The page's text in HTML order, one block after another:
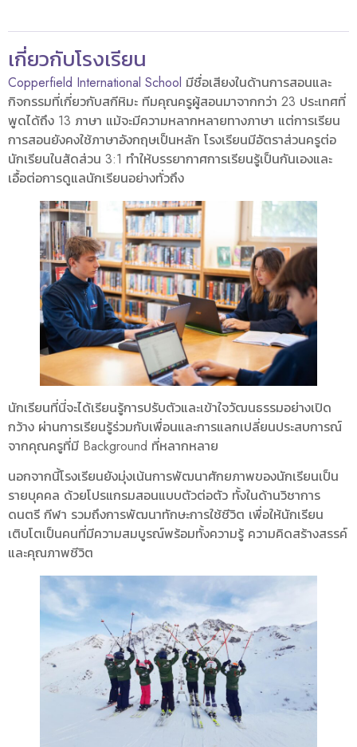
เกี่ยวกับโรงเรียน
Copperfield International School มีชื่อเสียงในด้านการสอนและ
กิจกรรมที่เกี่ยวกับสกีหิมะ ทีมคุณครูผู้สอนมาจากกว่า 23 ประเทศที่
พูดได้ถึง 13 ภาษา แม้จะมีความหลากหลายทางภาษา แต่การเรียน
การสอนยังคงใช้ภาษาอังกฤษเป็นหลัก โรงเรียนมีอัตราส่วนครูต่อ
นักเรียนในสัดส่วน 3:1 ทำให้บรรยากาศการเรียนรู้เป็นกันเองและ
เอื้อต่อการดูแลนักเรียนอย่างทั่วถึง
นักเรียนที่นี่จะได้เรียนรู้การปรับตัวและเข้าใจวัฒนธรรมอย่างเปิด
กว้าง ผ่านการเรียนรู้ร่วมกับเพื่อนและการแลกเปลี่ยนประสบการณ์
จากคุณครูที่มี Background ที่หลากหลาย
นอกจากนี้โรงเรียนยังมุ่งเน้นการพัฒนาศักยภาพของนักเรียนเป็น
รายบุคคล ด้วยโปรแกรมสอนแบบตัวต่อตัว ทั้งในด้านวิชาการ
ดนตรี กีฬา รวมถึงการพัฒนาทักษะการใช้ชีวิต เพื่อให้นักเรียน
เติบโตเป็นคนที่มีความสมบูรณ์พร้อมทั้งความรู้ ความคิดสร้างสรรค์
และคุณภาพชีวิต